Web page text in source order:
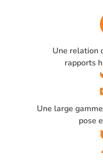
Une relation
rapports
Une large
pose